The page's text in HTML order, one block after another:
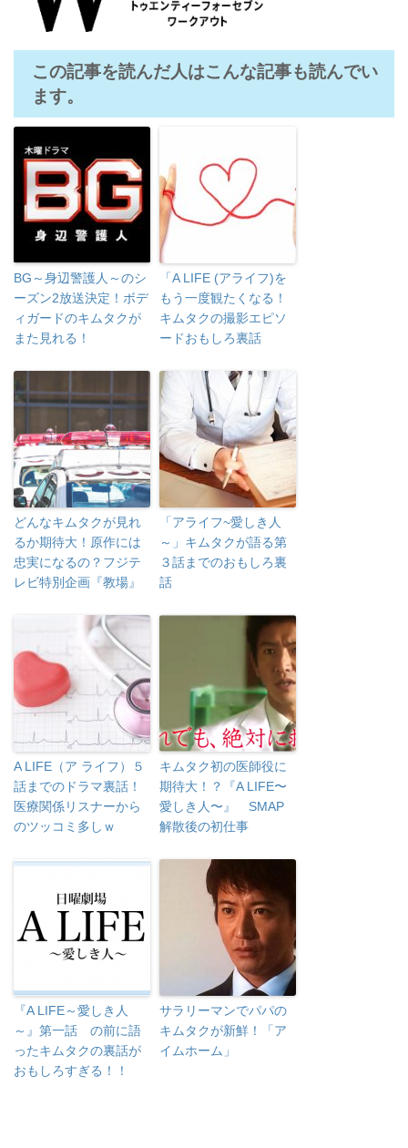
この記事を読んだ人はこんな記事も読んでい
ます。
BG～身辺警護人～のシ
ーズン2放送決定！ボデ
ィガードのキムタクが
また見れる！
「A LIFE (アライフ)を
もう一度観たくなる！
キムタクの撮影エピソ
ードおもしろ裏話
どんなキムタクが見れ
るか期待大！原作には
忠実になるの？フジテ
レビ特別企画『教場』
「アライフ~愛しき人
～」キムタクが語る第
３話までのおもしろ裏
話
A LIFE（ア ライフ）５
話までのドラマ裏話！
医療関係リスナーから
のツッコミ多しｗ
キムタク初の医師役に
期待大！？『A LIFE〜
愛しき人〜』 SMAP
解散後の初仕事
『A LIFE～愛しき人
～』第一話 の前に語
ったキムタクの裏話が
おもしろすぎる！！
サラリーマンでパパの
キムタクが新鮮！「ア
イムホーム」